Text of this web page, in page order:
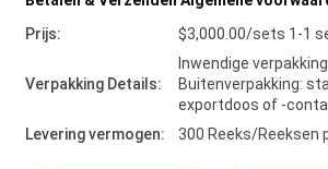
Prijs:
$3,000.00/sets 1-1
Verpakking Details:
Inwendige
Buitenverpakking:
exportdoos of -
Levering vermogen:
300 Reeks/Reeksen